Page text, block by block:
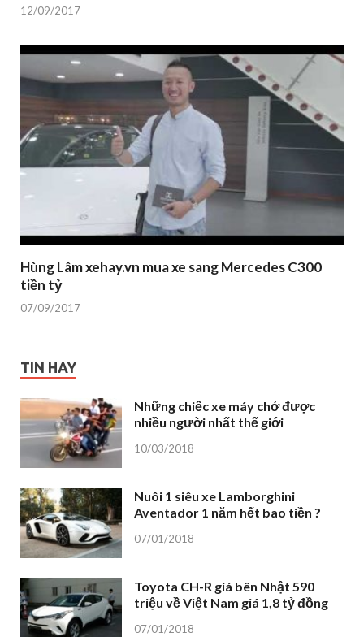
12/09/2017
Hùng Lâm xehay.vn mua xe sang Mercedes C300
tiền tỷ
07/09/2017
TIN HAY
Những chiếc xe máy chở được
nhiều người nhất thế giới
10/03/2018
Nuôi 1 siêu xe Lamborghini
Aventador 1 năm hết bao tiền ?
07/01/2018
Toyota CH-R giá bên Nhật 590
triệu về Việt Nam giá 1,8 tỷ đồng
07/01/2018